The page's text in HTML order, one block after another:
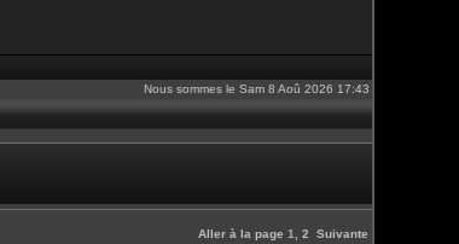
Nous sommes le Sam 8 Aoû 2026 17:43
Aller à la page 1 2 Suivante